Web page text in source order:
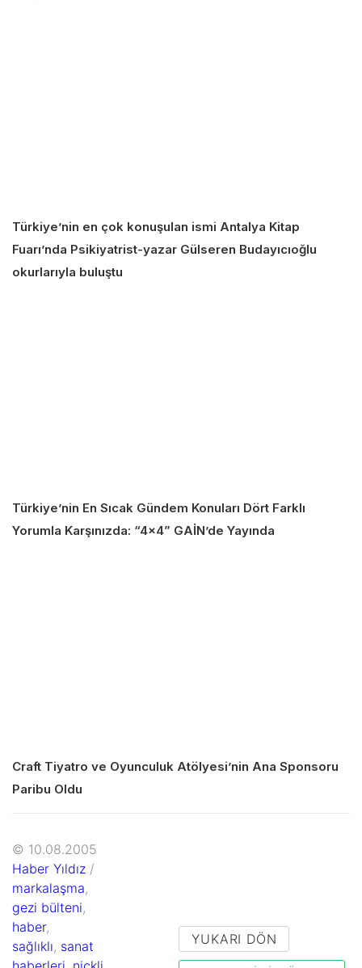
Türkiye’nin en çok konuşulan ismi Antalya Kitap
Fuarı’nda Psikiyatrist-yazar Gülseren Budayıcıoğlu
okurlarıyla buluştu
Türkiye’nin En Sıcak Gündem Konuları Dört Farklı
Yorumla Karşınızda: “4×4” GAİN’de Yayında
Craft Tiyatro ve Oyunculuk Atölyesi’nin Ana Sponsoru
Paribu Oldu
© 10.08.2005
Haber Yıldız /
markalaşma,
gezi bülteni,
haber,
sağlıklı, sanat
YUKARI DÖN